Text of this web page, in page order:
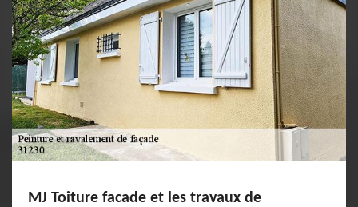
MJ Toiture facade et les travaux de